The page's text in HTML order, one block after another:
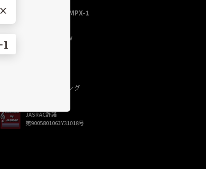
USEN MUSIC HOME／MPX-1
トップページ
今流れている曲（NOW
PLAYING）
USEN（有線）ランキング
JASRAC許諾
第9005801063Y31018号